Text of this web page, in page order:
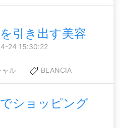
引き出す美容
24 15:30:22
ャル BLANCIA
ショッピング